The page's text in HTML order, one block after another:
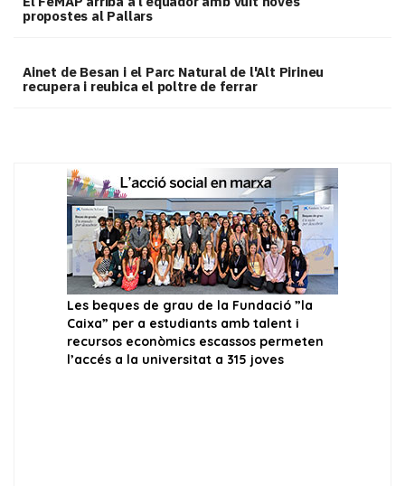
propostes al Pallars
Ainet de Besan i el Parc Natural de l'Alt Pirineu
recupera i reubica el poltre de ferrar